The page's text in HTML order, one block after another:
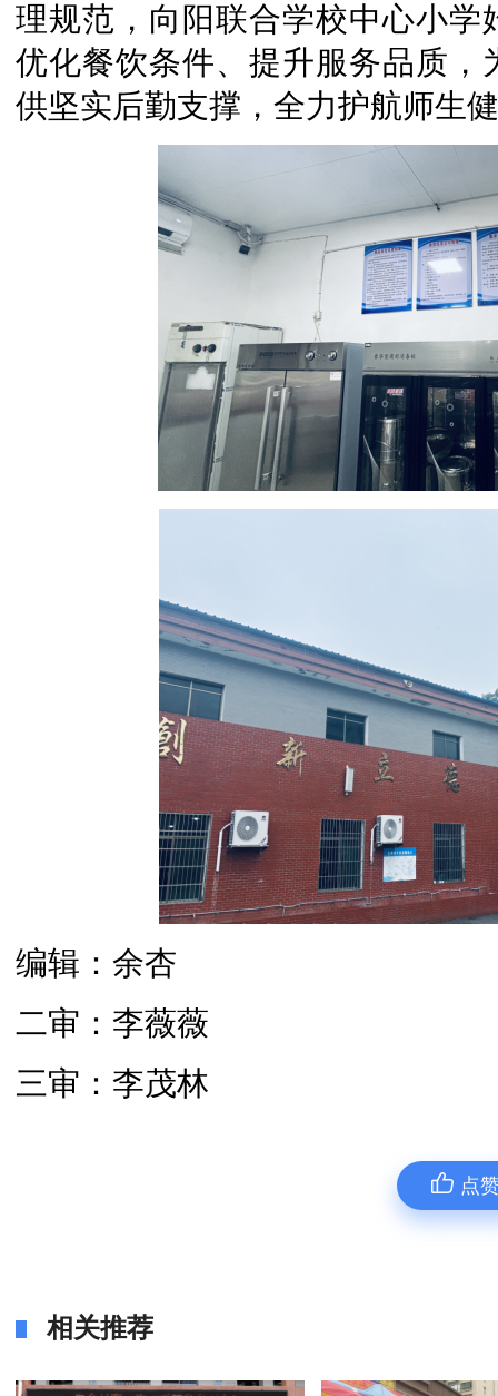
理规范，向阳联合学校中心小
优化餐饮条件、提升服务品质
供坚实后勤支撑，全力护航师生
编辑：余杏
二审：李薇薇
三审：李茂林
点
相关推荐